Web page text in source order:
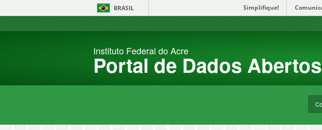
BRASIL Simplifique!
Instituto Federal do Acre
Portal de Dados Abertos